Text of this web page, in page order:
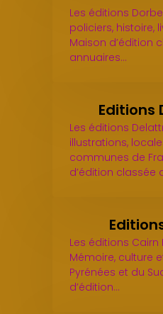
Les éditions
policiers, histoire,
Maison d’édition
annuaires…
Editions
Les éditions
illustrations,
communes de
d’édition classée
Les éditions Cairn
Mémoire, culture
Pyrénées et du
d’édition…